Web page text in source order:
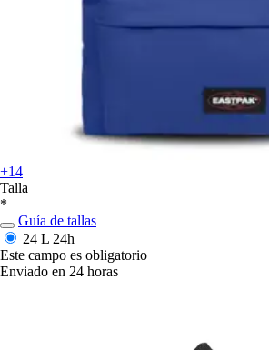
+14
Talla
*
Guía de tallas
24 L 24h
Este campo es obligatorio
Enviado en 24 horas